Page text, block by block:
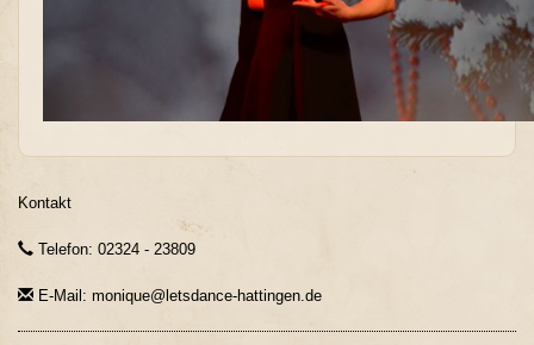
Kontakt
Telefon: 02324 - 23809
E-Mail: monique@letsdance-hattingen.de